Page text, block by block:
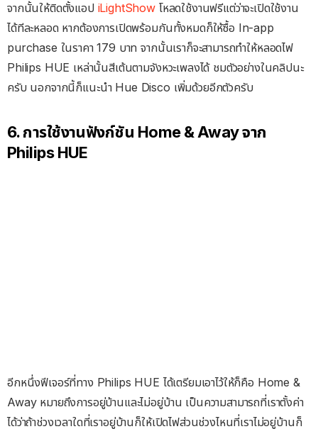
จากนั้นให้ติดตั้งแอป iLightShow โหลดใช้งานฟรีแต่ว่าจะเปิดใช้งาน
ได้ทีละหลอด หากต้องการเปิดพร้อมกันทั้งหมดก็ให้ซื้อ In-app
purchase ในราคา 179 บาท จากนั้นเราก็จะสามารถทำให้หลอดไฟ
Philips HUE เหล่านั้นสีเต้นตามจังหวะเพลงได้ ชมตัวอย่างในคลิปนะ
ครับ นอกจากนี้ก็แนะนำ Hue Disco เพิ่มด้วยอีกตัวครับ
6. การใช้งานฟังก์ชัน Home & Away จาก
Philips HUE
อีกหนึ่งฟีเจอร์ที่ทาง Philips HUE ได้เตรียมเอาไว้ให้ก็คือ Home &
Away หมายถึงการอยู่บ้านและไม่อยู่บ้าน เป็นความสามารถที่เราตั้งค่า
ได้ว่าถ้าช่วงเวลาใดที่เราอยู่บ้านก็ให้เปิดไฟส่วนช่วงไหนที่เราไม่อยู่บ้านก็